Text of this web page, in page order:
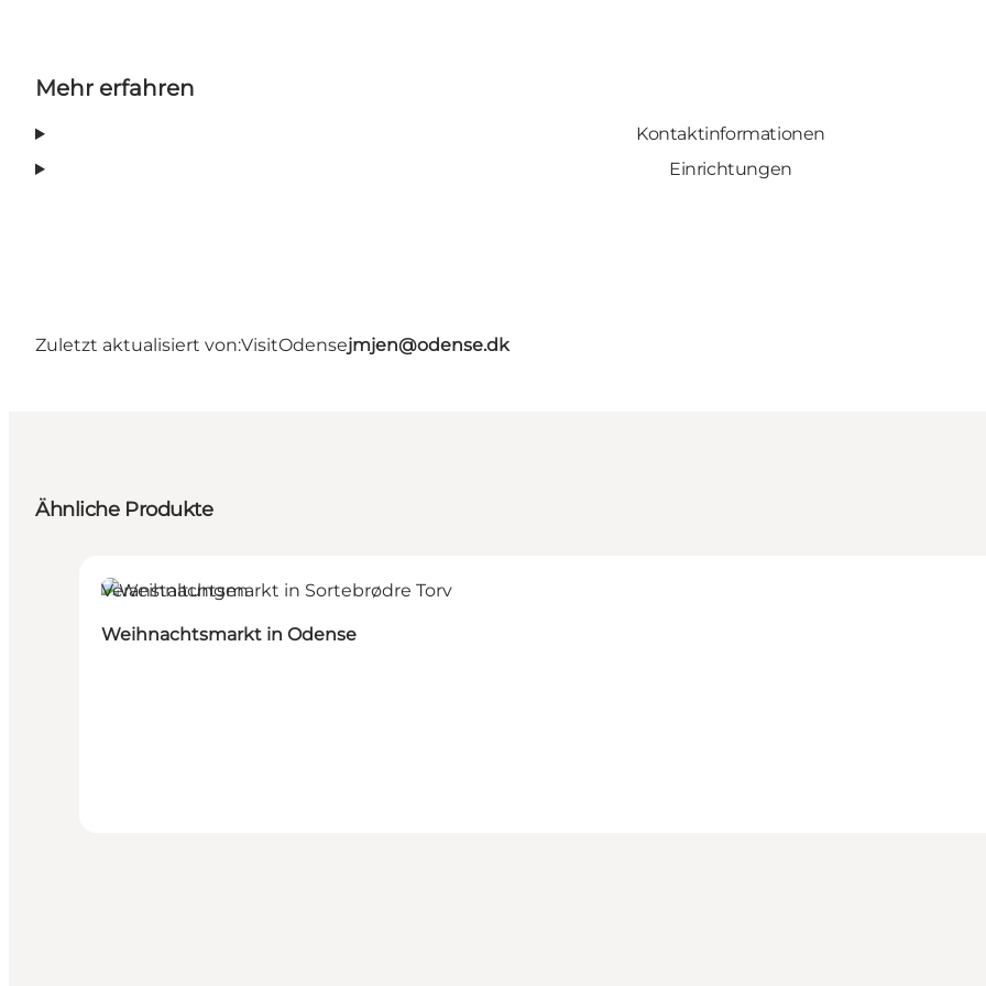
Mehr erfahren
Kontaktinformationen
Einrichtungen
Zuletzt aktualisiert von:VisitOdensejmjen@odense.dk
Ähnliche Produkte
Veranstaltungen
Weihnachtsmarkt in Odense